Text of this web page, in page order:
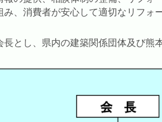
、消費者が安心して適切なリフォ
とし、県内の建築関係団体及び熊